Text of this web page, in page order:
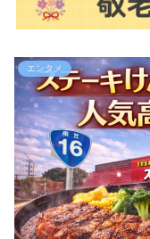
エンタメ